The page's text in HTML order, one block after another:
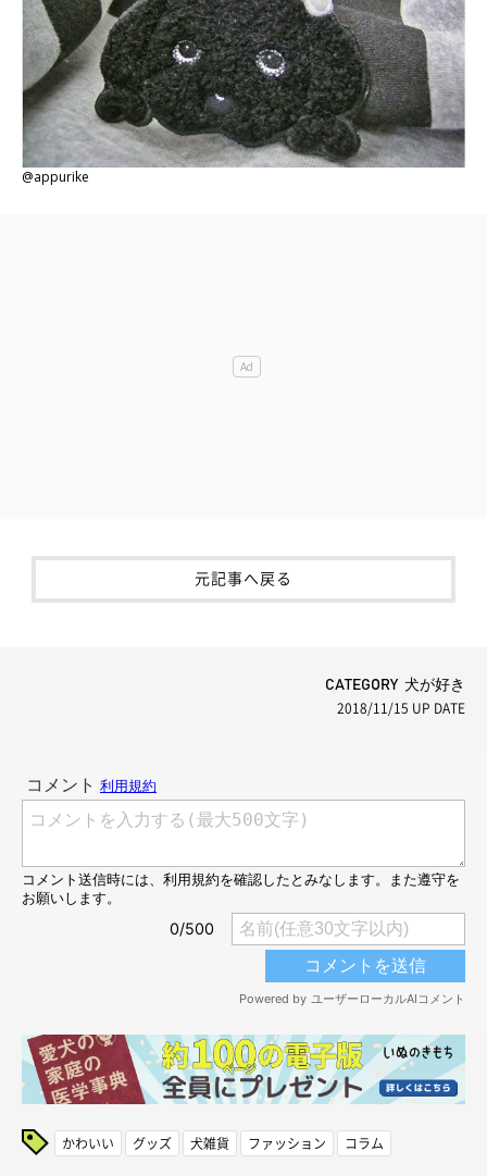
@appurike
元記事へ戻る
CATEGORY 犬が好き
2018/11/15 UP DATE
かわいい グッズ 犬雑貨 ファッション コラム